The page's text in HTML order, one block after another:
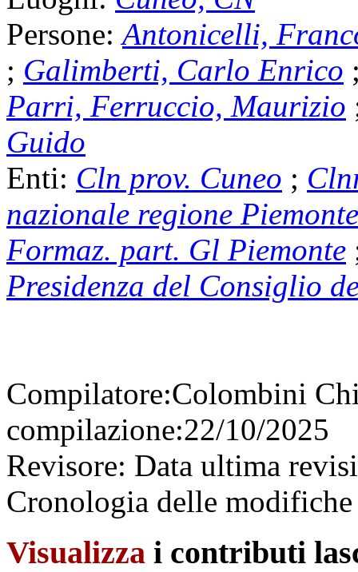
Persone: Antonicelli,
; Galimberti, Carlo Enrico
Parri, Ferruccio, Maurizio
Guido
Enti: Cln prov. Cuneo ;
nazionale regione Piemonte
Formaz. part. Gl Piemonte
Presidenza del Consiglio
Compilatore:Colombini
compilazione:22/10/2025
Revisore: Data ultima
Cronologia delle
Visualizza i contributi